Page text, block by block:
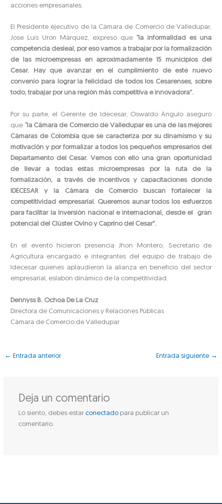
acciones empresariales.
El Presidente ejecutivo de la Cámara de Comercio de Valledupar,
Jose Luis Urón Márquez, expresó que “la informalidad es una
competencia desleal, por eso vamos a trabajar por la formalización
de las microempresas en aproximadamente 15 municipios del
Cesar. Hay que avanzar en el cumplimiento de este nuevo
convenio para lograr la felicidad de todos los Cesarenses, sobre
todo, trabajar por una región más competitiva e innovadora”.
Por su parte, el Gerente de Idecesar, Oswaldo Ángulo aseguró
que “la Cámara de Comercio de Valledupar es una de las mejores
Cámaras de Colombia que se caracteriza por su dinamismo y su
motivación y por formalizar a todos los pequeños empresarios del
Departamento del Cesar. Vemos con ello una gran oportunidad
de llevar a todas estas microempresas por la ruta de la
formalización, a través de incentivos y capacitaciones donde
IDECESAR y la Cámara de Comercio buscan fortalecer la
competitividad empresarial. Queremos aunar todos los esfuerzos
para facilitar la inversión nacional e internacional, desde el gran
potencial del Clúster Ovino y Caprino del Cesar”.
En el evento hicieron presencia Jhon Montero, Secretario de
Agricultura encargado e integrantes del equipo de trabajo de
Idecesar quienes aplaudieron la alianza en beneficio del sector
empresarial, eslabón dinámico de la competitividad.
Dennyss B. Ochoa De La Cruz
Directora de Comunicaciones y Relaciones Públicas
Cámara de Comercio de Valledupar
← Entrada anterior Entrada siguiente →
Deja un comentario
Lo siento, debes estar conectadopara publicar un
comentario.